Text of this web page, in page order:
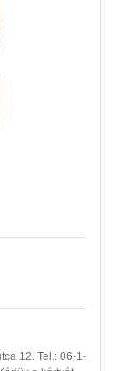
12. Tel.: 06-1-